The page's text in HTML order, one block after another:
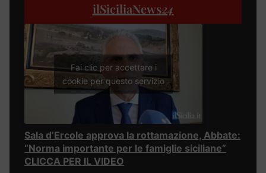
ilSiciliaNews24
Fai clic per accettare i
cookie per questo servizio
Sala d’Ercole approva la rottamazione, Abbate:
“Norma importante per le famiglie siciliane”
CLICCA PER IL VIDEO